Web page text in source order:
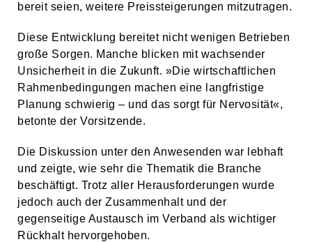
bereit seien, weitere Preissteigerungen mitzutragen.
Diese Entwicklung bereitet nicht wenigen Betrieben
große Sorgen. Manche blicken mit wachsender
Unsicherheit in die Zukunft. »Die wirtschaftlichen
Rahmenbedingungen machen eine langfristige
Planung schwierig – und das sorgt für Nervosität«,
betonte der Vorsitzende.
Die Diskussion unter den Anwesenden war lebhaft
und zeigte, wie sehr die Thematik die Branche
beschäftigt. Trotz aller Herausforderungen wurde
jedoch auch der Zusammenhalt und der
gegenseitige Austausch im Verband als wichtiger
Rückhalt hervorgehoben.